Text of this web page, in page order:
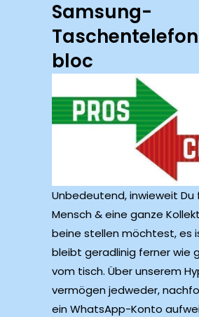
Samsung-
bloc
Unbedeutend, inwieweit Du
Mensch & eine ganze
beine stellen möchtest, es
bleibt geradlinig ferner wie
vom tisch. Über unserem
vermögen jedweder,
ein WhatsApp-Konto